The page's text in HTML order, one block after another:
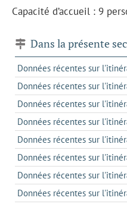
Capacité d’accueil : 9
Dans la présente
Données récentes sur
Données récentes sur
Données récentes sur
Données récentes sur
Données récentes sur
Données récentes sur
Données récentes sur
Données récentes sur